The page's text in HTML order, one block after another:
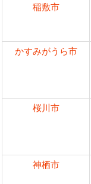
稲敷市
かすみがうら市
桜川市
神栖市